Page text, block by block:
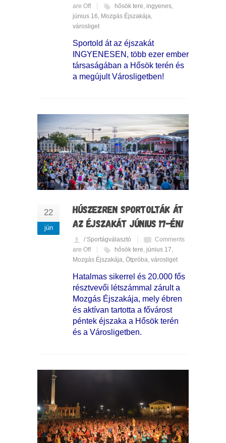
are Off
hősök tere ingyenes
június 16 Mozgás Éjszakája
városliget
Sportold át az éjszakát
INGYENESEN, több ezer ember
társaságában a Hősök terén és
a megújult Városligetben!
22
jún
HÚSZEZREN SPORTOLTÁK ÁT
AZ ÉJSZAKÁT JÚNIUS 17-ÉN!
/ Sportágválasztó
Comments
are Off
hősök tere június 17
Mozgás Éjszakája Ötpróba városliget
Hatalmas sikerrel és 20.000 fős
résztvevői létszámmal zárult a
Mozgás Éjszakája, mely ébren
és aktívan tartotta a fővárost
péntek éjszaka a Hősök terén
és a Városligetben.